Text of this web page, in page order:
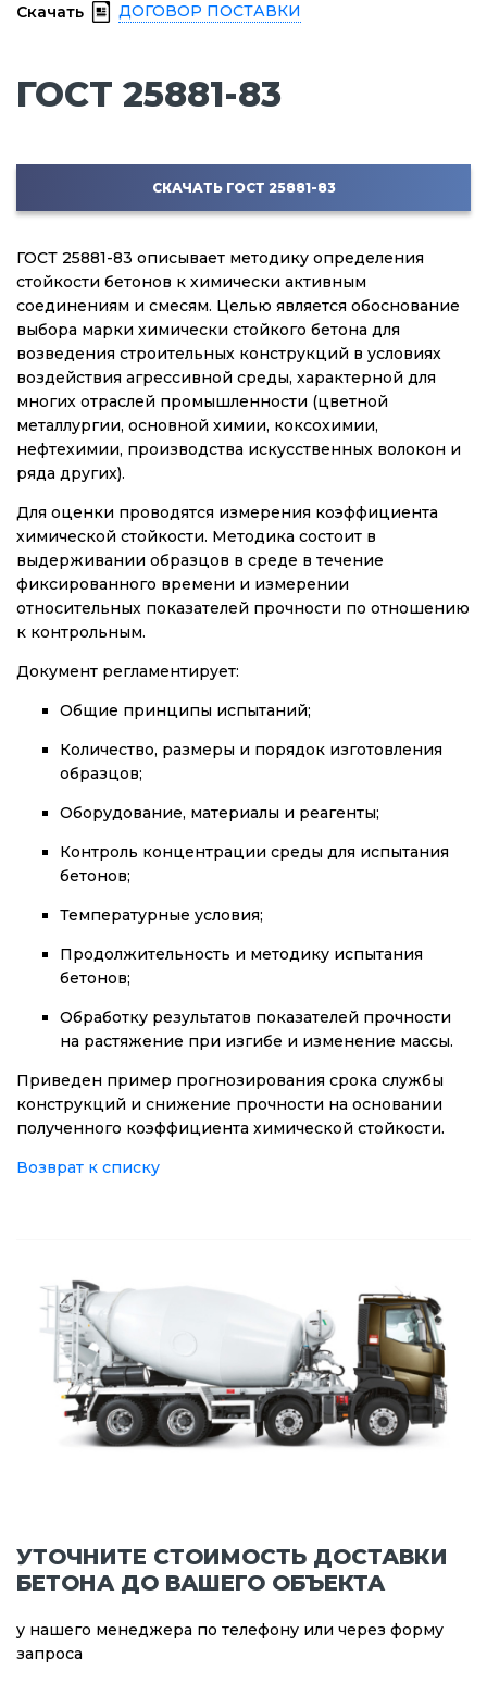
Скачать ДОГОВОР ПОСТАВКИ
ГОСТ 25881-83
СКАЧАТЬ ГОСТ 25881-83
ГОСТ 25881-83 описывает методику определения
стойкости бетонов к химически активным
соединениям и смесям. Целью является обоснование
выбора марки химически стойкого бетона для
возведения строительных конструкций в условиях
воздействия агрессивной среды, характерной для
многих отраслей промышленности (цветной
металлургии, основной химии, коксохимии,
нефтехимии, производства искусственных волокон и
ряда других).
Для оценки проводятся измерения коэффициента
химической стойкости. Методика состоит в
выдерживании образцов в среде в течение
фиксированного времени и измерении
относительных показателей прочности по отношению
к контрольным.
Документ регламентирует:
Общие принципы испытаний;
Количество, размеры и порядок изготовления
образцов;
Оборудование, материалы и реагенты;
Контроль концентрации среды для испытания
бетонов;
Температурные условия;
Продолжительность и методику испытания
бетонов;
Обработку результатов показателей прочности
на растяжение при изгибе и изменение массы.
Приведен пример прогнозирования срока службы
конструкций и снижение прочности на основании
полученного коэффициента химической стойкости.
Возврат к списку
УТОЧНИТЕ СТОИМОСТЬ ДОСТАВКИ
БЕТОНА ДО ВАШЕГО ОБЪЕКТА
у нашего менеджера по телефону или через форму
запроса